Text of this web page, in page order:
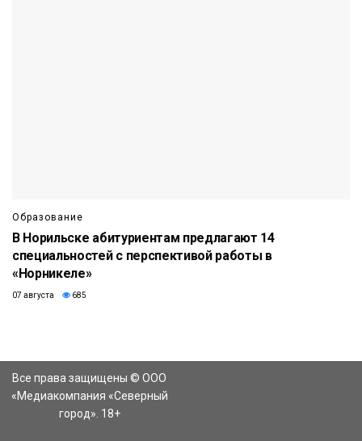
Образование
В Норильске абитуриентам предлагают 14
специальностей с перспективой работы в
«Норникеле»
07 августа 685
Все права защищены © ООО
«Медиакомпания «Северный
город». 18+